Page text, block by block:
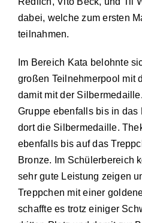
dabei, welche zum ersten
teilnahmen.
Im Bereich Kata belohnte
großen Teilnehmerpool mit
damit mit der
Gruppe ebenfalls bis in das
dort die Silbermedaille.
ebenfalls bis auf das
Bronze. Im Schülerbereich
sehr gute Leistung zeigen
Treppchen mit einer
schaffte es trotz einiger